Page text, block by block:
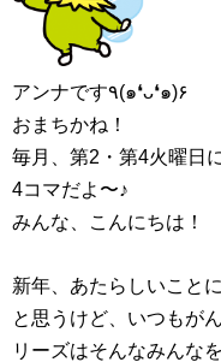
アンナです٩(๑❛ᴗ❛๑)۶
おまちかね！
毎月、第2・第4火曜日
4コマだよ〜♪
みんな、こんにちは！
新年、あたらしいこと
と思うけど、いつもが
リーズはそんなみんな